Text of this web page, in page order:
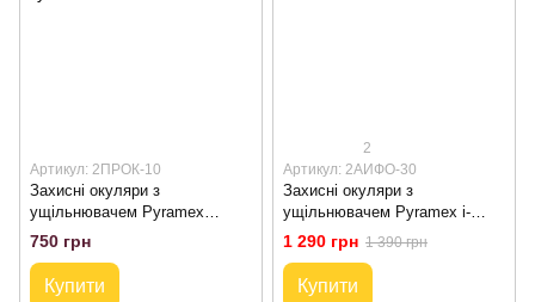
Артикул: 2ПРОК-10
Захисні окуляри з
ущільнювачем Pyramex
Proximity (clear) (PMX)
750 грн
Купити
2
Артикул: 2АИФО-30
Захисні окуляри з
ущільнювачем Pyramex i-
Force Slim (amber)
1 290 грн 1 390 грн
Купити